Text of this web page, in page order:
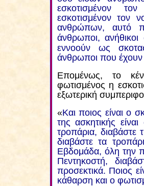
εσκοτισμένον
εσκοτισμένον τον
ανθρώπων, αυτό
άνθρωποι,
εννοούν ως
άνθρωποι που
Επομένως, το
φωτισμένος η
εξωτερική
«Και ποιος είναι ο
της ασκητικής
τροπάρια, διαβάστε
διαβάστε τα
Εβδομάδα, όλη την
Πεντηκοστή,
προσεκτικά. Ποιος
κάθαρση και ο